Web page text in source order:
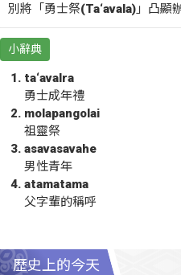
別將「勇士祭(Ta‘avala)」凸顯
小辭典
ta‘avalra
勇士成年禮
molapangolai
祖靈祭
asavasavahe
男性青年
atamatama
父字輩的稱呼
歷史上的今天